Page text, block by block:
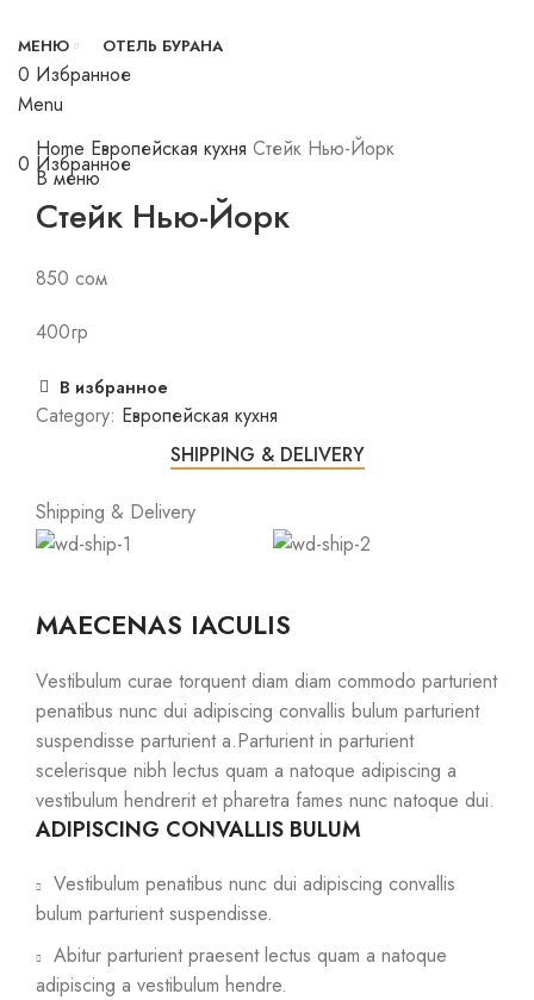
МЕНЮ ОТЕЛЬ БУРАНА
0 Избранное
Menu
0 Избранное
Click to enlarge
Home Европейская кухня Стейк Нью-Йорк
В меню
Стейк Нью-Йорк
850 сом
400гр
В избранное
Category: Европейская кухня
SHIPPING & DELIVERY
Shipping & Delivery
MAECENAS IACULIS
Vestibulum curae torquent diam diam commodo parturient
penatibus nunc dui adipiscing convallis bulum parturient
suspendisse parturient a.Parturient in parturient
scelerisque nibh lectus quam a natoque adipiscing a
vestibulum hendrerit et pharetra fames nunc natoque dui.
ADIPISCING CONVALLIS BULUM
Vestibulum penatibus nunc dui adipiscing convallis
bulum parturient suspendisse.
Abitur parturient praesent lectus quam a natoque
adipiscing a vestibulum hendre.